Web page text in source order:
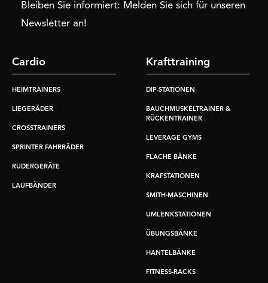
Bleiben Sie informiert: Melden Sie sich für unseren
Newsletter an!
Cardio
HEIMTRAINERS
LIEGERÄDER
CROSSTRAINERS
SPRINTER FAHRRÄDER
RUDERGERÄTE
LAUFBÄNDER
Krafttraining
DIP-STATIONEN
BAUCHMUSKELTRAINER &
RÜCKENTRAINER
LEVERAGE GYMS
FLACHE BÄNKE
KRAFSTATIONEN
SMITH-MASCHINEN
UMLENKSTATIONEN
ÜBUNGSBÄNKE
HANTELBÄNKE
FITNESS-RACKS